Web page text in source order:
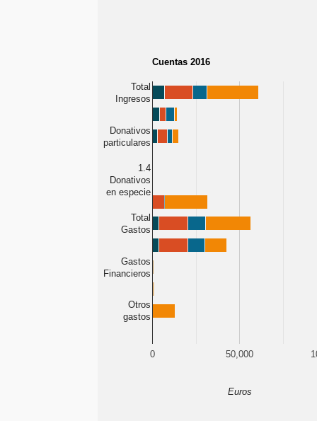
Cuentas 2016
0 50,000
Total
Ingresos
Donativos
particulares
1.4
Donativos
en especie
Total
Gastos
Gastos
Financieros
Otros
gastos
Euros